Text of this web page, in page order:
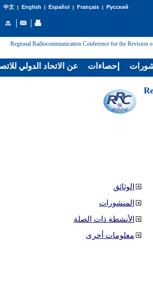
中文| English | Español | Français| Русский
: [Regional Radiocommunication Conference for the Revision
الوثائق
المنشورات
الأنشطة ذات الصلة
معلومات أخرى
عن الاتحاد الدولي إحصاءات